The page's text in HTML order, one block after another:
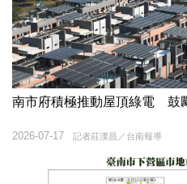
南市府積極推動屋頂綠電 鼓
記者莊漢昌／台南報導
2026-07-17